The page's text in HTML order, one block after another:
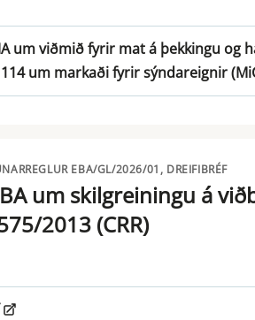
um viðmið fyrir mat á þekkingu og
um markaði fyrir sýndareignir
EBA/GL/2026/01, DREIFIBRÉF
um skilgreiningu á
2013 (CRR)